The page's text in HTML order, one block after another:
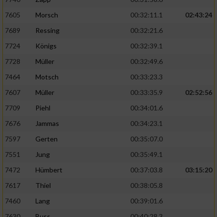
7605
Morsch 00:32:11.1
02:43:24
7689
Ressing
00:32:21.6
7724
Königs
00:32:39.1
7728
Müller
00:32:49.6
7464
Motsch
00:33:23.3
7607
Müller 00:33:35.9
02:52:56
7709
Piehl
00:34:01.6
7676
Jammas
00:34:23.1
7597
Gerten
00:35:07.0
7551
Jung
00:35:49.1
7472
Hümbert 00:37:03.8
03:15:20
7617
Thiel
00:38:05.8
7460
Lang
00:39:01.6
Erstellung von Profilen für personalisierte
Werbung
Verwendung von Profilen zur Auswahl
personalisierter Werbung
Erstellung von Profilen zur Personalisierung
Verwendung von Profilen zur Auswahl
Messung der Werbeleistung
Messung der Performance von Inhalten
Analyse von Zielgruppen durch Statistiken
oder Kombinationen von Daten aus
verschiedenen Quellen